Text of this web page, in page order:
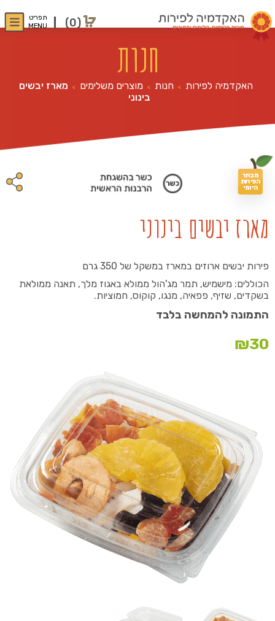
(0)
תפריט
MENU
חנות
האקדמיה לפירות > חנות > מוצרים משלימים >
מארז יבשים
בינוני
מבחר
הפירות
היומי
מארז יבשים בינוני
פירות יבשים ארוזים במארז במשקל של 350 גרם
הכוללים: מישמיש, תמר מג'הול ממולא באגוז מלך, תאנה ממולאת
בשקדים, שזיף, פפאיה, מנגו, קוקוס, חמוציות.
התמונה להמחשה בלבד
₪30